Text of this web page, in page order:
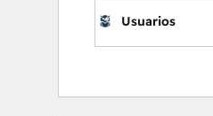
Usuarios